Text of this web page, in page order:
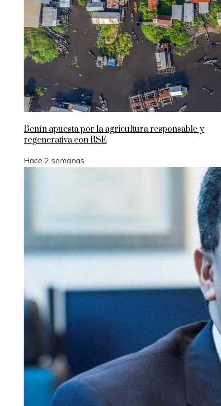
Benín apuesta por la agricultura responsable y
regenerativa con RSE
Hace 2 semanas